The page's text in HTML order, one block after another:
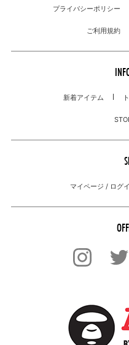
プライバシーポリシー
ご利用規約
新着アイテム
マイページ / ログ